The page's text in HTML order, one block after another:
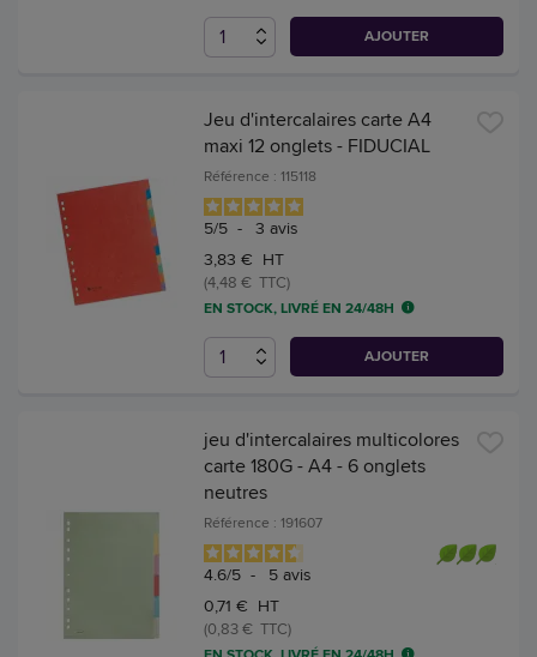
AJOUTER
Jeu d'intercalaires carte A4
maxi 12 onglets - FIDUCIAL
Référence : 115118
5/5 - 3 avis
3,83 € HT
(4,48 € TTC)
EN STOCK, LIVRÉ EN 24/48H
AJOUTER
jeu d'intercalaires multicolores
carte 180G - A4 - 6 onglets
neutres
Référence : 191607
4.6/5 - 5 avis
0,71 € HT
(0,83 € TTC)